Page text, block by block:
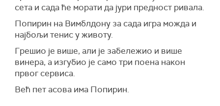
сета и сада ће морати да јури предност ривала.
Попирин на Вимблдону за сада игра можда и
најбољи тенис у животу.
Грешио је више, али је забележио и више
винера, а изгубио је само три поена након
првог сервиса.
Већ пет асова има Попирин.